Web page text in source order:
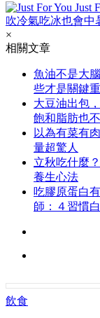
Just
吹冷氣吃冰也會中
×
相關文章
魚油不是大
些才是關鍵
大豆油出包
飽和脂肪也
以為有菜有
量超驚人
立秋吃什麼
養生心法
吃膠原蛋白
師：４習慣
飲食